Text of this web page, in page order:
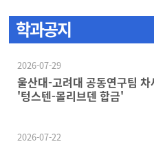
학과공지
2026-07-29
울산대-고려대 공동연구팀
'텅스텐-몰리브덴 합금'
2026-07-22